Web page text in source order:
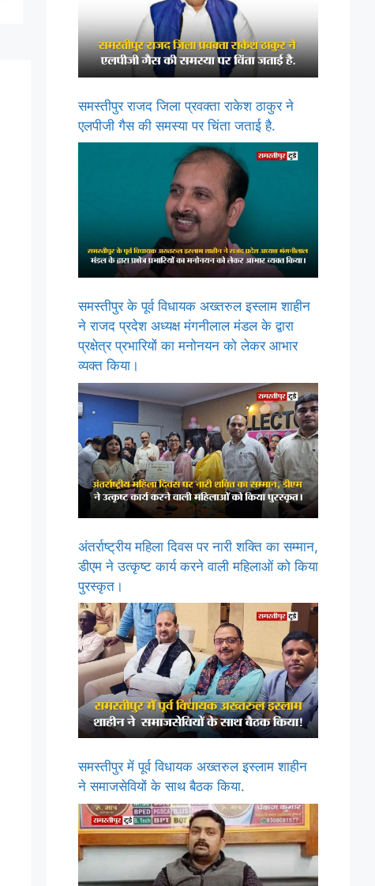
समस्तीपुर राजद जिला प्रवक्ता राकेश ठाकुर ने
एलपीजी गैस की समस्या पर चिंता जताई है.
समस्तीपुर के पूर्व विधायक अख्तरुल इस्लाम शाहीन
ने राजद प्रदेश अध्यक्ष मंगनीलाल मंडल के द्वारा
प्रक्षेत्र प्रभारियों का मनोनयन को लेकर आभार
व्यक्त किया।
अंतर्राष्ट्रीय महिला दिवस पर नारी शक्ति का सम्मान,
डीएम ने उत्कृष्ट कार्य करने वाली महिलाओं को किया
पुरस्कृत।
समस्तीपुर में पूर्व विधायक अख्तरुल इस्लाम शाहीन
ने समाजसेवियों के साथ बैठक किया.